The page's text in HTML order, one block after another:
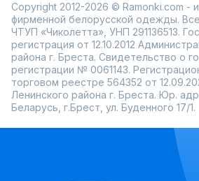
Copyright 2012-2026 © Ramonki.com -
фирменной белорусской одежды.
ЧТУП «Чиколетта», УНП 291136513.
регистрация от 12.10.2012
района г. Бреста. Свидетельство о
регистрации № 0061143.
торговом реестре 564352 от
Ленинского района г. Бреста. Юр.
Беларусь, г.Брест, ул. Буденного 17/1.